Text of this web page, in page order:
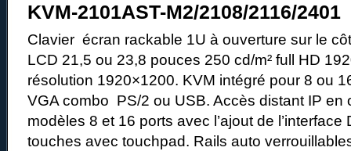
KVM-2101AST-M2/2108/2116/2401
Clavier écran rackable 1U à ouverture sur le
LCD 21,5 ou 23,8 pouces 250 cd/m² full HD
résolution 1920×1200. KVM intégré pour 8 ou
VGA combo PS/2 ou USB. Accès distant IP en
modèles 8 et 16 ports avec l’ajout de
touches avec touchpad. Rails auto